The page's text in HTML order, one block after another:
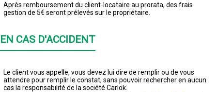
Après remboursement du client-locataire au prorata, des frais
gestion de 5€ seront prélevés sur le propriétaire.
EN CAS D'ACCIDENT
Le client vous appelle, vous devez lui dire de remplir ou de vous
attendre pour remplir le constat, sans pouvoir rechercher en aucun
cas la responsabilité de la société Carlok.